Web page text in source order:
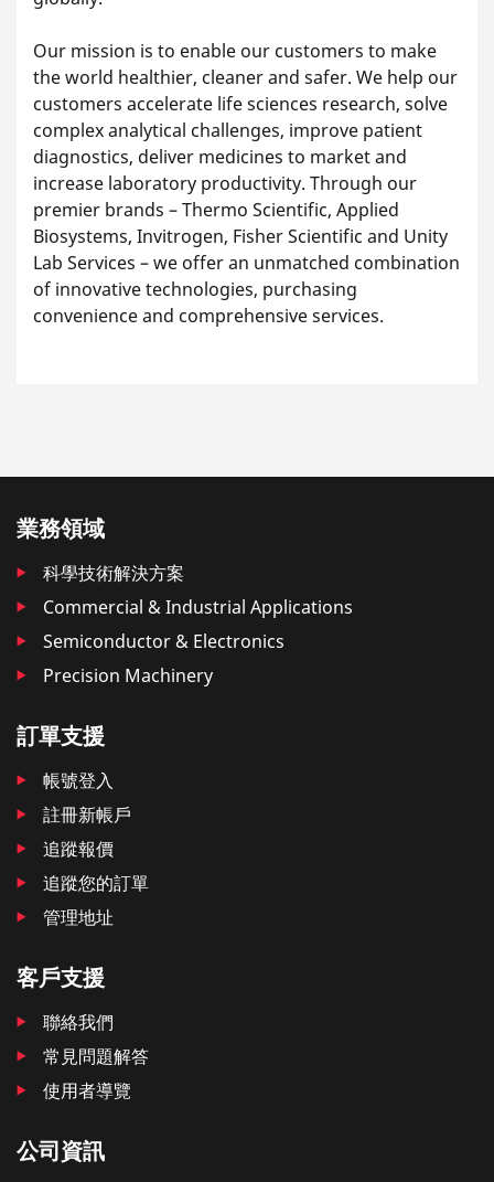
Our mission is to enable our customers to make
the world healthier, cleaner and safer. We help our
customers accelerate life sciences research, solve
complex analytical challenges, improve patient
diagnostics, deliver medicines to market and
increase laboratory productivity. Through our
premier brands – Thermo Scientific, Applied
Biosystems, Invitrogen, Fisher Scientific and Unity
Lab Services – we offer an unmatched combination
of innovative technologies, purchasing
convenience and comprehensive services.
業務領域
科學技術解決方案
Commercial & Industrial Applications
Semiconductor & Electronics
Precision Machinery
訂單支援
帳號登入
註冊新帳戶
追蹤報價
追蹤您的訂單
管理地址
客戶支援
聯絡我們
常見問題解答
使用者導覽
公司資訊